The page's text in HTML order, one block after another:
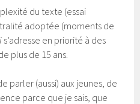
du texte (essai
adoptée (moments de
s’adresse en priorité à des
plus de 15 ans.
parler (aussi) aux jeunes, de
parce que je sais, que